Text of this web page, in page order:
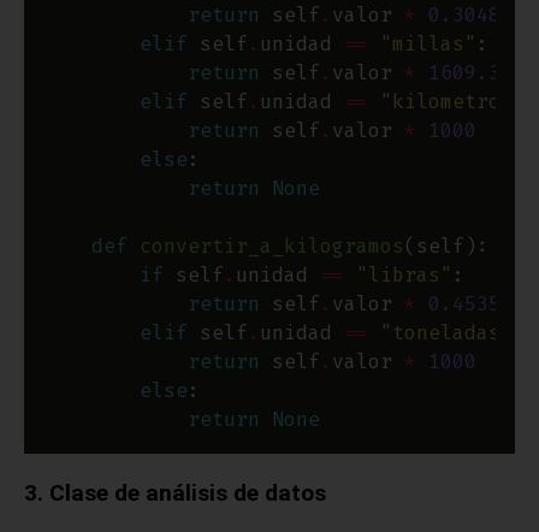
return self. valor *
0.3048
elif self. unidad == "millas"
return self. valor *
1609.34
elif self. unidad == "kilometros"
return self. valor *
1000
else
return
None
def convertir_a_kilogramos
if self. unidad == "libras"
return self. valor *
0.453592
elif self. unidad == "toneladas"
return self. valor *
1000
else
return
None
3. Clase de análisis de datos